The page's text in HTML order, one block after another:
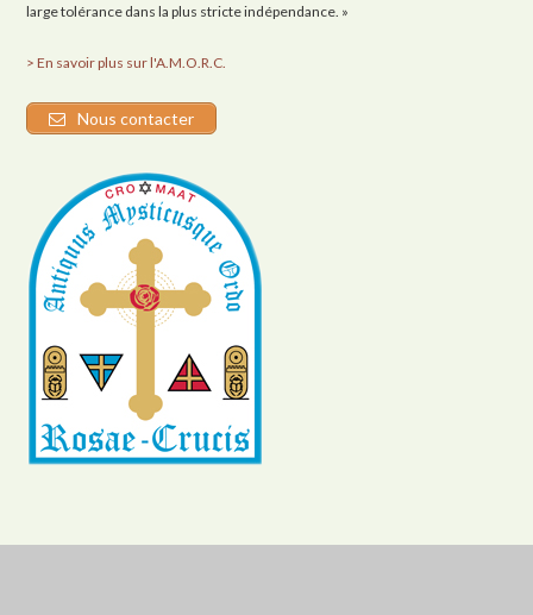
large tolérance dans la plus stricte indépendance. »
> En savoir plus sur l'A.M.O.R.C.
Nous contacter